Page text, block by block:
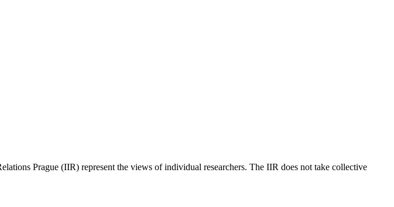
Prague (IIR) represent the views of individual researchers. The IIR does not take collective